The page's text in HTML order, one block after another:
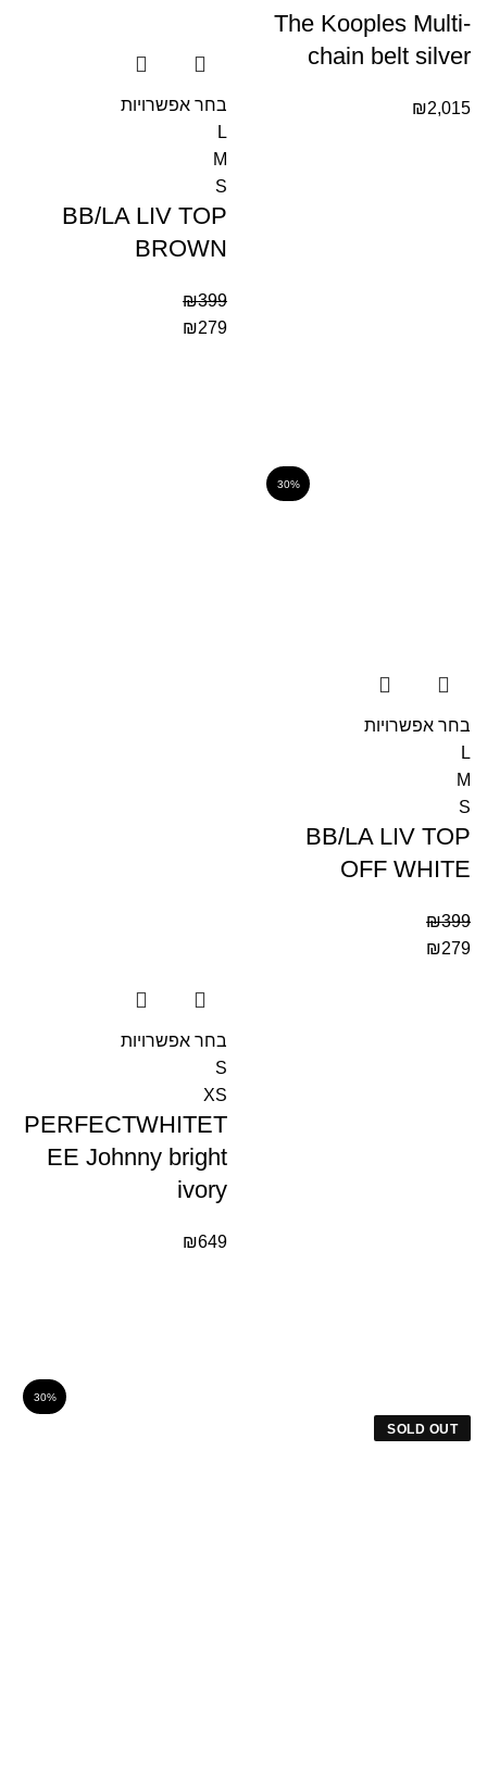
The Kooples Multi-
chain belt silver
₪2,015
בחר אפשרויות
L
M
S
BB/LA LIV TOP
BROWN
₪399
₪279
30%
בחר אפשרויות
L
M
S
BB/LA LIV TOP
OFF WHITE
₪399
₪279
בחר אפשרויות
S
XS
PERFECTWHITET
EE Johnny bright
ivory
₪649
SOLD OUT
30%